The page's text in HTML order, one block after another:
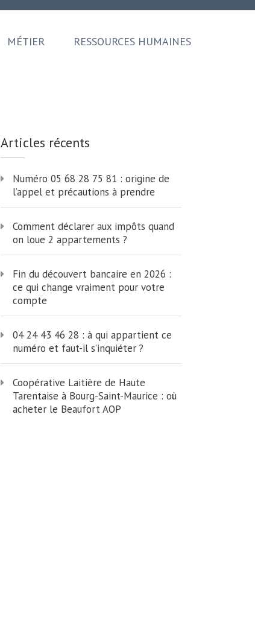
MÉTIER RESSOURCES HUMAINES
Articles récents
Numéro 05 68 28 75 81 : origine de
l’appel et précautions à prendre
Comment déclarer aux impôts quand
on loue 2 appartements ?
Fin du découvert bancaire en 2026 :
ce qui change vraiment pour votre
compte
04 24 43 46 28 : à qui appartient ce
numéro et faut-il s’inquiéter ?
Coopérative Laitière de Haute
Tarentaise à Bourg-Saint-Maurice : où
acheter le Beaufort AOP